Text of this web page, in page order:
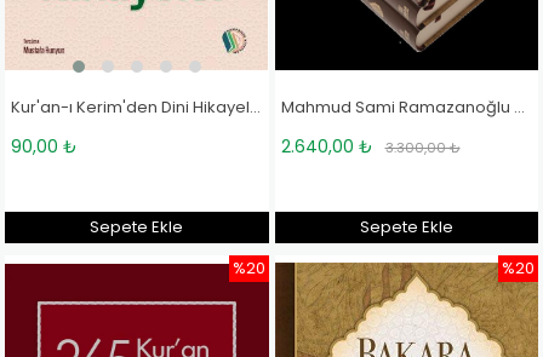
Kur'an-ı Kerim'den Dini Hikayeler - Prof. Dr. Seyyid Kutub, Abdülhamid Cude'es Sehhar
90,00 ₺
Sepete Ekle
Mahmud Sami Ramazanoğlu Külliyatı
2.640,00 ₺ 3.300,00 ₺
Sepete Ekle
%20 %20